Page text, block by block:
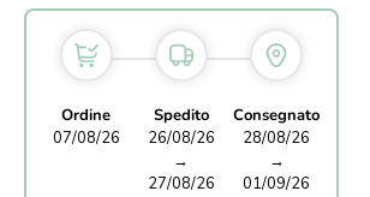
Ordine
07/08/26
Spedito
26/08/26
→
27/08/26
Consegnato
28/08/26
→
01/09/26